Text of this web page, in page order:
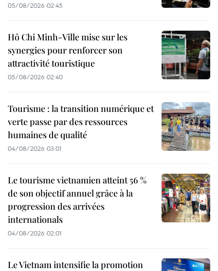
05/08/2026 02:45
Hô Chi Minh-Ville mise sur les
synergies pour renforcer son
attractivité touristique
05/08/2026 02:40
Tourisme : la transition numérique et
verte passe par des ressources
humaines de qualité
04/08/2026 03:01
Le tourisme vietnamien atteint 56 %
de son objectif annuel grâce à la
progression des arrivées
internationals
04/08/2026 02:01
Le Vietnam intensifie la promotion